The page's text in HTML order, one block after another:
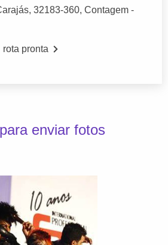
32183-360, Contagem -
rota pronta
enviar fotos